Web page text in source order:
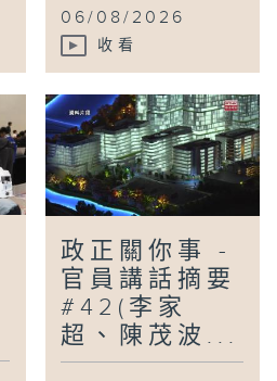
06/08/2026
收看
政正關你事 -
官員講話摘要
#42(李家
超、陳茂波...